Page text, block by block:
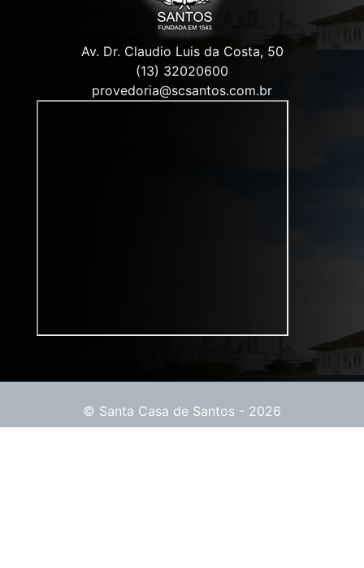
Av. Dr. Claudio Luis da Costa, 50
(13) 32020600
provedoria@scsantos.com.br
© Santa Casa de Santos - 2026